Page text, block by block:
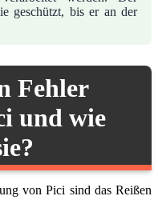
geschützt, bis er an der
Fehler
und wie
von Pici sind das Reißen